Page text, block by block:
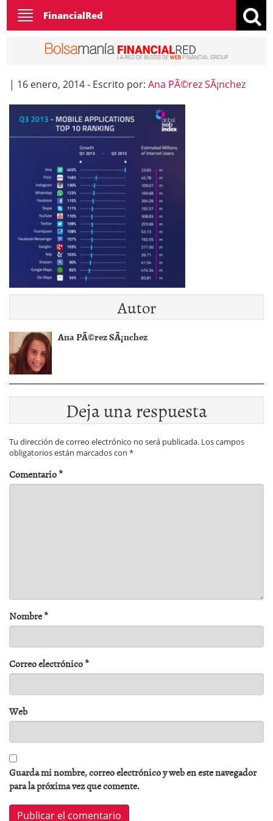
Toggle
navigation
FinancialRed
| 16 enero, 2014- Escrito por: Ana PÃ©rez SÃ¡nchez
Autor
Ana PÃ©rez SÃ¡nchez
Deja una respuesta
Tu dirección de correo electrónico no será publicada. Los campos
obligatorios están marcados con *
Comentario*
Nombre*
Correo electrónico*
Web
Guarda mi nombre, correo electrónico y web en este navegador
para la próxima vez que comente.